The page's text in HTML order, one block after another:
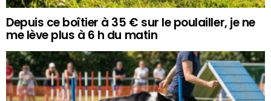
Depuis ce boîtier à 35 € sur le poulailler, je ne
me lève plus à 6 h du matin